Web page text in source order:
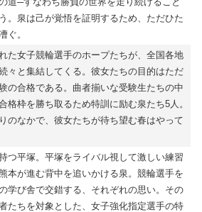
。泉は己が覚悟を証明するため、ただひた
ぐ。
た女子競輪選手のホープたちが、全国各地
々と集結してくる。彼女たちの目的はただ
の合格である。曲者揃いな受験生たちの中
格枠を勝ち取るため特訓に励む泉たち5人。
のなかで、彼女たちが待ち望む春はやって
つ平塚。平塚をライバル視して激しい練習
本が進む背中を追いかける泉。競輪選手を
学び舎で交錯する、それぞれの思い。その
たちを対象とした、女子強化指定選手の特